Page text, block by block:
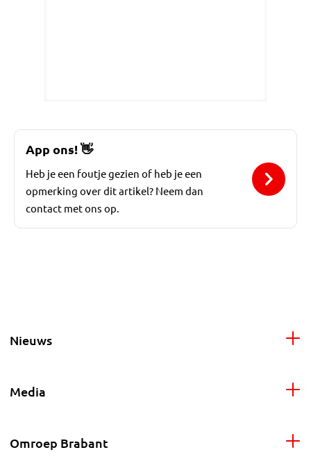
App ons!👋
Heb je een foutje gezien of heb je een
opmerking over dit artikel? Neem dan
contact met ons op.
Nieuws
Media
Omroep Brabant